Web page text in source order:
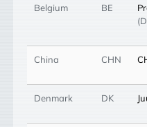
Belgium BE
China CHN
Denmark DK